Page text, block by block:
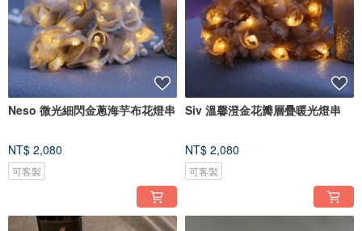
Neso 微光細閃金蔥海芋布花燈串
NT$ 2,080
可客製
Siv 溫馨澄金花瓣層疊暖光燈串
NT$ 2,080
可客製